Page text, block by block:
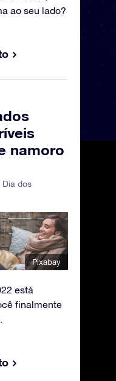
ao seu lado?
namoro
Dia dos
Pixabay
está
finalmente